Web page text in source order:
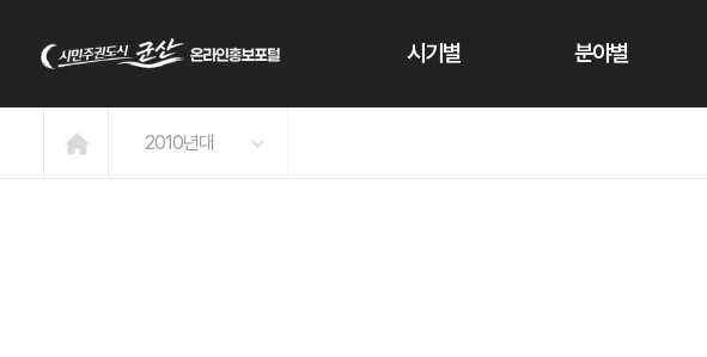
시기별 분야별
2010년대